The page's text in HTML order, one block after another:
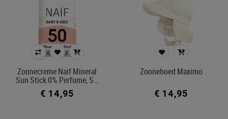
Zonnecreme Naif Mineral
Sun Stick 0% Perfume, S…
€ 14,95
Zonnehoed Maximo
€ 14,95